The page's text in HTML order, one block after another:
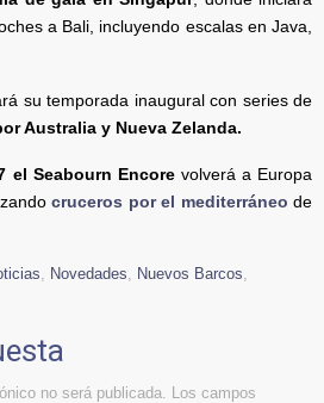
a Bali, incluyendo escalas en Java,
su temporada inaugural con series de
Australia y Nueva Zelanda.
el Seabourn Encorevolverá a Europa
cruceros por el mediterráneo de
Novedades Nuevos Barcos
no será publicada.
Los campos